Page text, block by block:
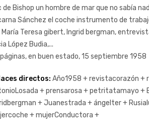
de Bishop un hombre de mar que no sabía
Sánchez el coche instrumento de
María Teresa gibert, Ingrid bergman,
López Budia,...
en buen estado, 15 septiembre 1958
directos: Año1958 +revistacorazón +
+prensarosa +petritatamayo +
+Juanestrada +ángelter +
+mujerConductora +